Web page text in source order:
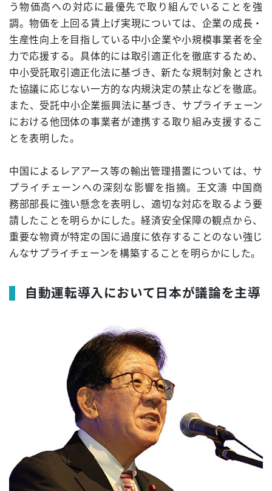
う物価高への対応に最優先で取り組んでいることを強
調。物価を上回る賃上げ実現については、企業の成長・
生産性向上を目指している中小企業や小規模事業者を全
力で応援する。具体的には取引適正化を徹底するため、
中小受託取引適正化法に基づき、新たな規制対象とされ
た協議に応じない一方的な内規決定の禁止などを徹底。
また、受託中小企業振興法に基づき、サプライチェーン
における他団体の事業者が連携する取り組み支援するこ
とを表明した。
中国によるレアアース等の輸出管理措置については、サ
プライチェーンへの深刻な影響を指摘。王文濤 中国商
務部部長に強い懸念を表明し、適切な対応を取るよう要
請したことを明らかにした。経済安全保障の観点から、
重要な物資が特定の国に過度に依存することのない強じ
んなサプライチェーンを構築することを明らかにした。
自動運転導入において日本が議論を主導